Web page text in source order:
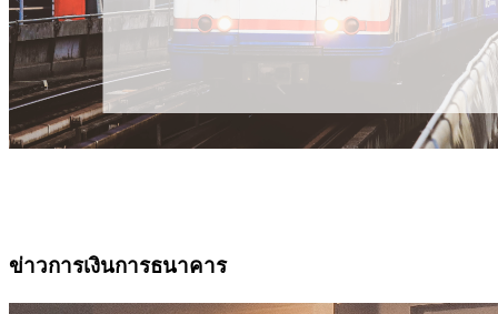
ข่าวการเงินการธนาคาร